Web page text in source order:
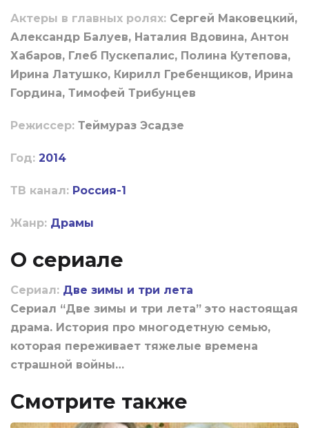
Актеры в главных ролях: Сергей Маковецкий,
Александр Балуев, Наталия Вдовина, Антон
Хабаров, Глеб Пускепалис, Полина Кутепова,
Ирина Латушко, Кирилл Гребенщиков, Ирина
Гордина, Тимофей Трибунцев
Режиссер: Теймураз Эсадзе
Год: 2014
ТВ канал: Россия-1
Жанр: Драмы
О сериале
Сериал: Две зимы и три лета
Сериал “Две зимы и три лета” это настоящая
драма. История про многодетную семью,
которая переживает тяжелые времена
страшной войны…
Смотрите также